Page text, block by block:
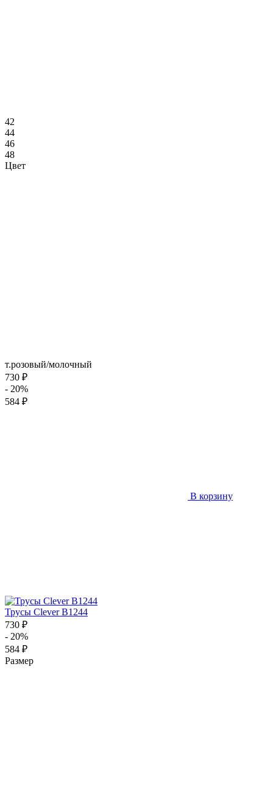
42
44
46
48
Цвет
т.розовый/молочный
730 ₽
- 20%
584 ₽
В корзину
Трусы Clever B1244
730 ₽
- 20%
584 ₽
Размер